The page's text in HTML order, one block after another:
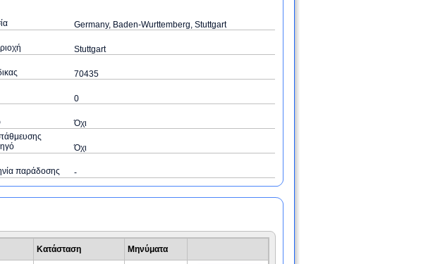
Germany, Baden-Wurttemberg, Stuttgart
Stuttgart
70435
0
Όχι
Όχι
παράδοσης -
Κατάσταση Μηνύματα